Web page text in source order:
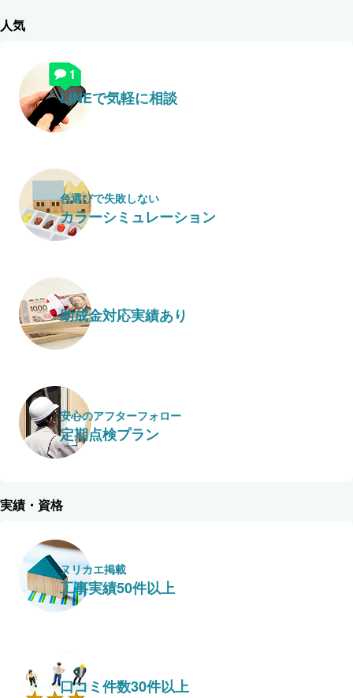
人気
LINEで気軽に相談
色選びで失敗しない
カラーシミュレーション
助成金対応実績あり
安心のアフターフォロー
定期点検プラン
実績・資格
ヌリカエ掲載
工事実績50件以上
口コミ件数30件以上